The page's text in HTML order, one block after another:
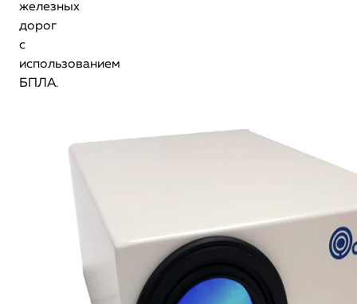
железных
дорог
с
использованием
БПЛА.